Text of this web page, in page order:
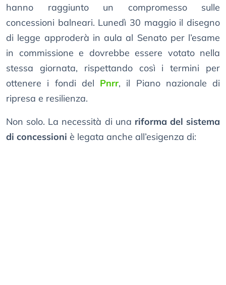
hanno raggiunto un compromesso sulle
concessioni balneari. Lunedì 30 maggio il disegno
di legge approderà in aula al Senato per l’esame
in commissione e dovrebbe essere votato nella
stessa giornata, rispettando così i termini per
ottenere i fondi del Pnrr, il Piano nazionale di
ripresa e resilienza.
Non solo. La necessità di una riforma del sistema
di concessioni è legata anche all’esigenza di: